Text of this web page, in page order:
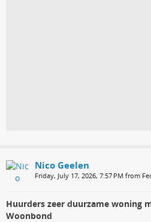
Nico Geelen
Friday, July 17, 2026, 7:57 PM from
Huurders zeer duurzame woning
Woonbond